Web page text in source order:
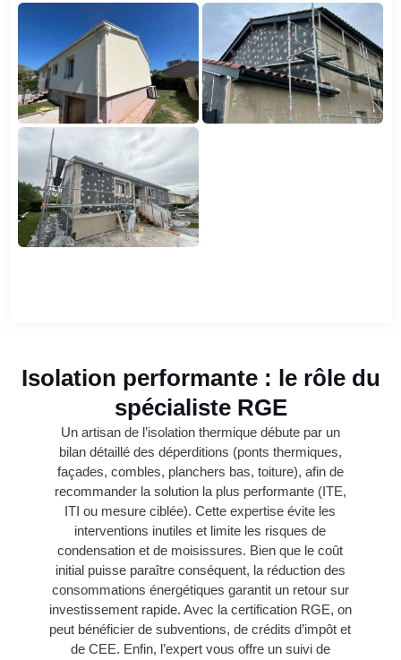
Isolation performante : le rôle du
spécialiste RGE
Un artisan de l’isolation thermique débute par un
bilan détaillé des déperditions (ponts thermiques,
façades, combles, planchers bas, toiture), afin de
recommander la solution la plus performante (ITE,
ITI ou mesure ciblée). Cette expertise évite les
interventions inutiles et limite les risques de
condensation et de moisissures. Bien que le coût
initial puisse paraître conséquent, la réduction des
consommations énergétiques garantit un retour sur
investissement rapide. Avec la certification RGE, on
peut bénéficier de subventions, de crédits d’impôt et
de CEE. Enfin, l’expert vous offre un suivi de